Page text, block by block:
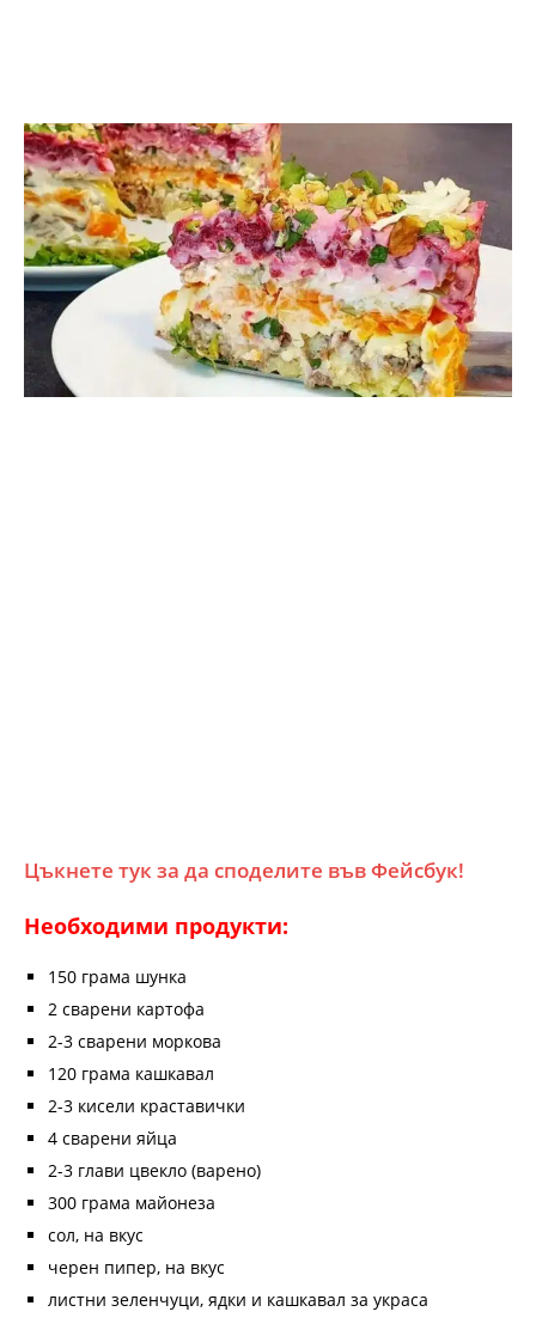
Цъкнете тук за да споделите във Фейсбук!
Необходими продукти:
150 грама шунка
2 сварени картофа
2-3 сварени моркова
120 грама кашкавал
2-3 кисели краставички
4 сварени яйца
2-3 глави цвекло (варено)
300 грама майонеза
сол, на вкус
черен пипер, на вкус
листни зеленчуци, ядки и кашкавал за украса